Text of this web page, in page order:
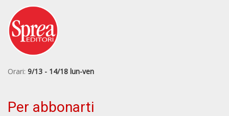
Orari: 9/13 - 14/18 lun-ven
Per abbonarti